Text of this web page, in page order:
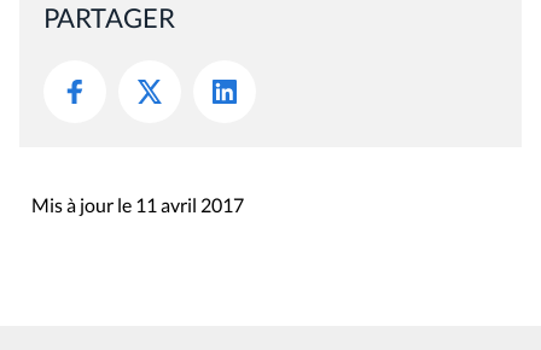
PARTAGER
Mis à jour le 11 avril 2017